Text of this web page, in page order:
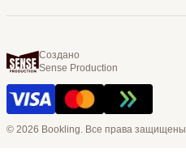
Создано
Sense Production
© 2026 Bookling. Все права защищены